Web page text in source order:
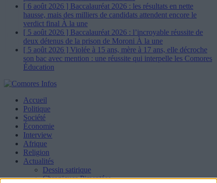
[ 6 août 2026 ] Baccalauréat 2026 : les résultats en nette
hausse, mais des milliers de candidats attendent encore le
verdict final À la une
[ 5 août 2026 ] Baccalauréat 2026 : l’incroyable réussite de
deux détenus de la prison de Moroni À la une
[ 5 août 2026 ] Violée à 15 ans, mère à 17 ans, elle décroche
son bac avec mention : une réussite qui interpelle les Comores
Éducation
Accueil
Politique
Société
Économie
Interview
Afrique
Religion
Actualités
Dessin satirique
Chroniques Pimentées